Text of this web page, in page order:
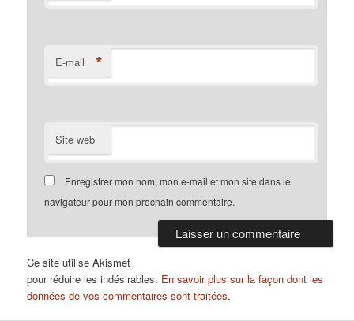
E-mail *
Site web
Enregistrer mon nom, mon e-mail et mon site dans le
navigateur pour mon prochain commentaire.
Ce site utilise Akismet
pour réduire les indésirables. En savoir plus sur la façon dont les
données de vos commentaires sont traitées.